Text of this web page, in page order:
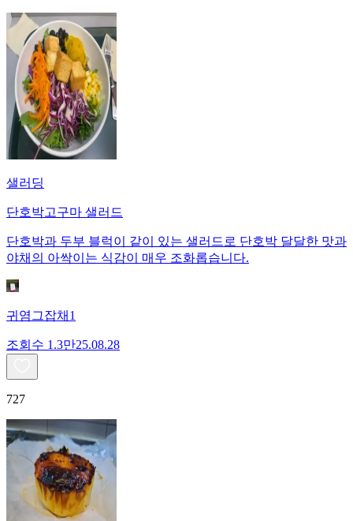
샐러딩
단호박고구마 샐러드
단호박과 두부 블럭이 같이 있는 샐러드로 단호박 달달한 맛과
야채의 아싹이는 식감이 매우 조화롭습니다.
귀염그잡채1
조회수 1.3만25.08.28
727